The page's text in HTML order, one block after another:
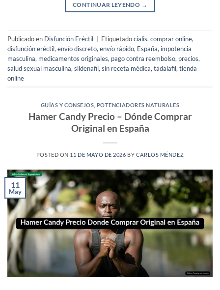
CONTINUAR LEYENDO →
Publicado en Disfunción Eréctil | Etiquetadocialis, comprar online,
disfunción eréctil, envío discreto, envío rápido, España, impotencia
masculina, medicamentos originales, pago contra reembolso, precios,
salud sexual masculina, sildenafil, sin receta médica, tadalafil, tienda
online
GUÍAS Y CONSEJOS POTENCIADORES NATURALES
Hamer Candy Precio – Dónde Comprar
Original en España
POSTED ON 11 DE MAYO DE 2026 BY CARLOS MÉNDEZ
11
May